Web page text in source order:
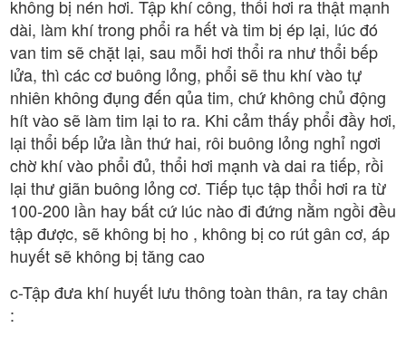
không bị nén hơi. Tập khí công, thổi hơi ra thật mạnh
dài, làm khí trong phổi ra hết và tim bị ép lại, lúc đó
van tim sẽ chặt lại, sau mỗi hơi thổi ra như thổi bếp
lửa, thì các cơ buông lỏng, phổi sẽ thu khí vào tự
nhiên không đụng đến qủa tim, chứ không chủ động
hít vào sẽ làm tim lại to ra. Khi cảm thấy phổi đầy hơi,
lại thổi bếp lửa lần thứ hai, rôi buông lỏng nghỉ ngơi
chờ khí vào phổi đủ, thổi hơi mạnh và dai ra tiếp, rồi
lại thư giãn buông lỏng cơ. Tiếp tục tập thổi hơi ra từ
100-200 lần hay bất cứ lúc nào đi đứng nằm ngồi đều
tập được, sẽ không bị ho , không bị co rút gân cơ, áp
huyết sẽ không bị tăng cao
c-Tập đưa khí huyết lưu thông toàn thân, ra tay chân
: